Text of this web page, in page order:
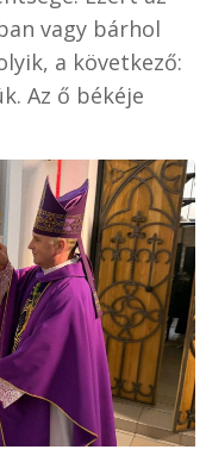
vagy bárhol
a következő:
Az ő békéje